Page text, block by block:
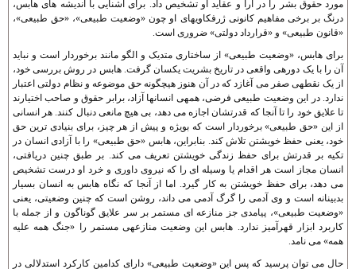
مورد حقوق بشر را در آرا و عقايد او تشخيص داد. برای آشنايی با انديشه های هابس،
درنگ بر برخی مفاهيم کانونی ژرفکاويهای او چون «وضعيت طبيعی»، «حق طبيعی»،
«قانون طبيعی» و «قرارداد دولتی» ضروری است.
برای هابس، «وضعيت طبيعی» از ساختاری متديک و الگو مانند برخوردار است و نبايد
آن را با يک دوره­ی واقعی در تاريخ بشريت يکسان گرفت. هابس در روش بررسی خود،
از يک نقطه­ی صفر می آغازد که در آن هنوز هيچگونه حق موضوعه و نظام دولتی اعتبار
ندارد. در اين وضعيت طبيعی فرضی، همه­ی انسانها آزاد، برابر حقوق و صاحب اختيارند
تا علايق خود را تا آنجا که قدرتشان اجازه می دهد، بی هيچ مانعی دنبال کنند. هر انسانی
از اين «حق طبيعی» برخوردار است که بويژه و پيش از هر چيز، برای بنيادی ترين حق
خود، يعنی حفظ خويشتن تلاش کند. بنابراين، هابس «حق طبيعی» را با آزادی انسان در
تکيه بر قدرتش برای حفظ زندگی خويشتن تعريف می کند. بر طبق چنين دريافتی،
انسان مجاز است هر اقدام يا وسيله ای را که نيروی داوری و خرد او درست تشخيص
می دهد، برای حفظ خويشتن به کار گيرد. اما از آنجا که نگاه هابس به انسان بسيار
بدبينانه است و وی آدمی را گرگ آدمی می داند، روشن است که چنين وضعيتی، يعنی
«وضعيت طبيعی»، پيامدی جز منازعه ای مستمر بر سر علايق گوناگون و از جمله با
کاربرد ابزار قهرآميز ندارد. هابس اين وضعيت منازعه­ی مستمر را «جنگ همه عليه
همه» می نامد.
حال می توان پرسيد که پس اين «وضعيت طبيعی» دارای کدامين کارکرد استدلالی در